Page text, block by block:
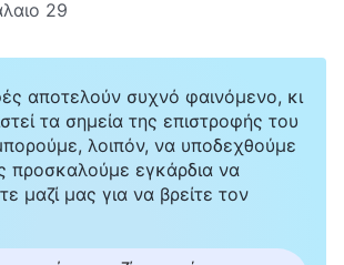
29
αποτελούν συχνό φαινόμενο, κι
τα σημεία της επιστροφής του
λοιπόν, να υποδεχθούμε
προσκαλούμε εγκάρδια να
μαζί μας για να βρείτε τον